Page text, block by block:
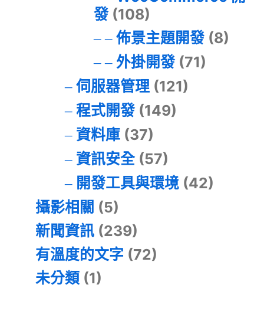
發(108)
佈景主題開發(8)
外掛開發(71)
伺服器管理(121)
程式開發(149)
資料庫(37)
資訊安全(57)
開發工具與環境(42)
攝影相關 (5)
新聞資訊 (239)
有溫度的文字 (72)
未分類 (1)